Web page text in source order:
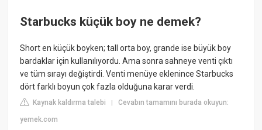
Starbucks küçük boy ne demek?
Short en küçük boyken; tall orta boy, grande ise büyük boy
bardaklar için kullanılıyordu. Ama sonra sahneye venti çıktı
ve tüm sırayı değiştirdi. Venti menüye eklenince Starbucks
dört farklı boyun çok fazla olduğuna karar verdi.
Kaynak kaldırma talebi |Cevabın tamamını burada okuyun:
yemek.com